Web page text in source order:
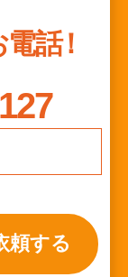
電話！
頼する